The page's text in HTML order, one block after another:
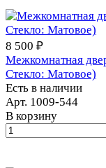
8 500 ₽
Межкомнатная
Стекло: Матовое)
Есть в наличии
Арт. 1009-544
В корзину